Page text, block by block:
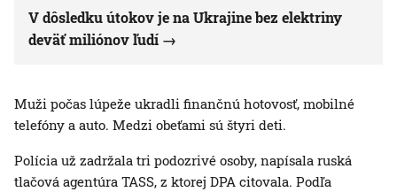
V dôsledku útokov je na Ukrajine bez elektriny
deväť miliónov ľudí
Muži počas lúpeže ukradli finančnú hotovosť, mobilné
telefóny a auto. Medzi obeťami sú štyri deti.
Polícia už zadržala tri podozrivé osoby, napísala ruská
tlačová agentúra TASS, z ktorej DPA citovala. Podľa